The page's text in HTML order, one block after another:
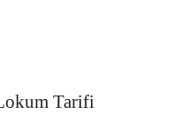
Tarifi